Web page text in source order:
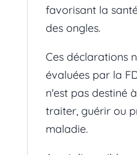
favorisant la
des ongles.
Ces déclarations
évaluées par la
n'est pas destiné
traiter, guérir ou
maladie.